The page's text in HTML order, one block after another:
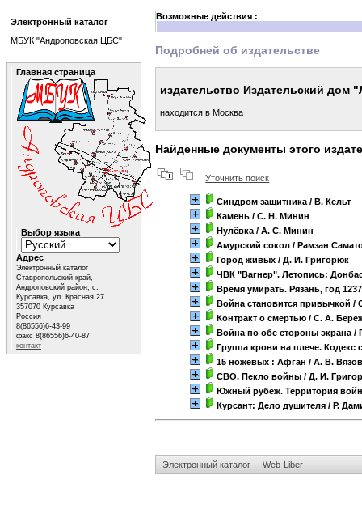
Возможные действия :
Подробней об издательстве
издательство Издательский дом
находится в Москва
Найденные документы этого
Уточнить поиск
Синдром защитника / В. Кельт
Камень / С. Н. Минин
Нулёвка / А. С. Минин
Амурский сокол / Рамзан
Город живых / Д. И. Григорюк
ЧВК "Вагнер". Летопись:
Время умирать. Рязань, год 1237
Война становится привычкой /
Контракт о смертью / С. А.
Война по обе стороны экрана /
Группа крови на плече. Кодекс
15 ножевых : Афган / А. В.
СВО. Пекло войны / Д. И.
Южный рубеж. Территория
Курсант: Дело душителя / Р.
Электронный каталог Web-Liber
Электронный каталог
МБУК "Андроповская ЦБС"
Главная страница
Выбор языка
Адрес
Электронный каталог
Ставропольский край,
Андроповский район, с.
Курсавка, ул. Красная 27
357070 Курсавка
Россия
8(86556)6-43-99
факс 8(86556)6-40-87
контакт